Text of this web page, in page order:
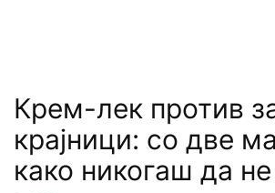
Крем-лек против
крајници: со две
како никогаш да